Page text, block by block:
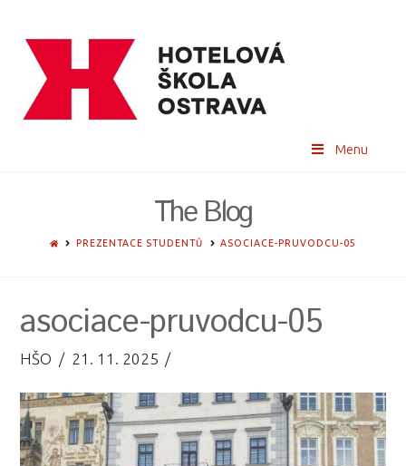
Menu
The Blog
HOMEPREZENTACE STUDENTŮ ASOCIACE-PRUVODCU-05
asociace-pruvodcu-05
HŠO 21. 11. 2025